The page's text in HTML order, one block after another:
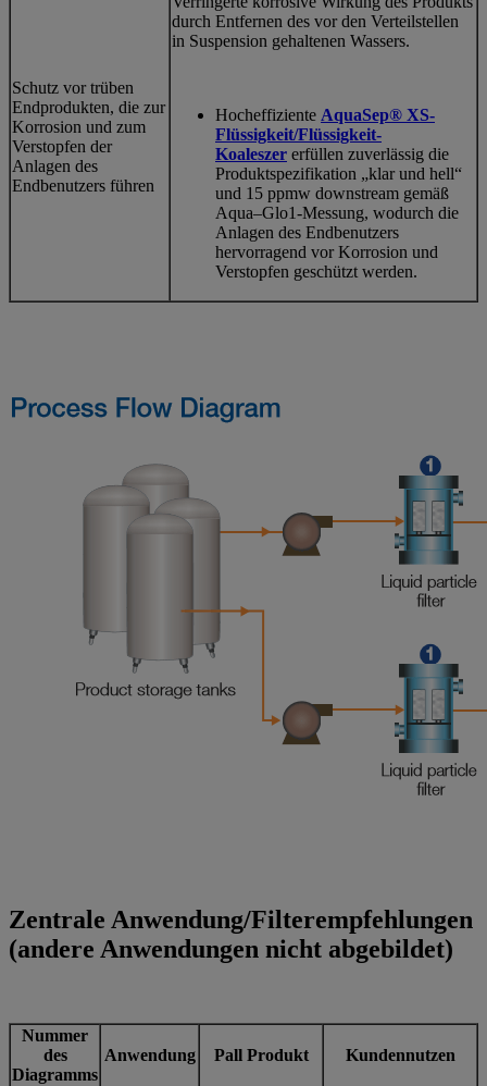
Schutz vor trüben
Endprodukten, die zur
Korrosion und zum
Verstopfen der
Anlagen des
Endbenutzers führen
durch Entfernen des vor den Verteilstellen
in Suspension gehaltenen Wassers.
Hocheffiziente AquaSep® XS-
Flüssigkeit/Flüssigkeit-
Koaleszer erfüllen zuverlässig die
Produktspezifikation „klar und hell“
und 15 ppmw downstream gemäß
Aqua–Glo1-Messung, wodurch die
Anlagen des Endbenutzers
hervorragend vor Korrosion und
Verstopfen geschützt werden.
Zentrale Anwendung/Filterempfehlungen
(andere Anwendungen nicht abgebildet)
Nummer
des
Diagramms
Anwendung Pall Produkt Kundennutzen